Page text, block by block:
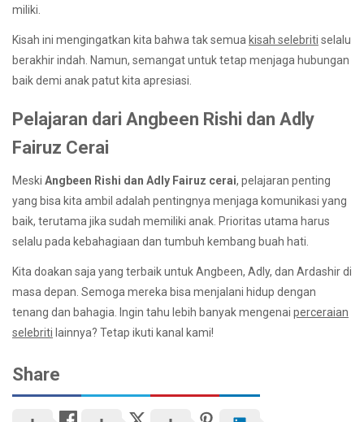
miliki.
Kisah ini mengingatkan kita bahwa tak semua kisah selebriti selalu
berakhir indah. Namun, semangat untuk tetap menjaga hubungan
baik demi anak patut kita apresiasi.
Pelajaran dari Angbeen Rishi dan Adly
Fairuz Cerai
Meski Angbeen Rishi dan Adly Fairuz cerai, pelajaran penting
yang bisa kita ambil adalah pentingnya menjaga komunikasi yang
baik, terutama jika sudah memiliki anak. Prioritas utama harus
selalu pada kebahagiaan dan tumbuh kembang buah hati.
Kita doakan saja yang terbaik untuk Angbeen, Adly, dan Ardashir di
masa depan. Semoga mereka bisa menjalani hidup dengan
tenang dan bahagia. Ingin tahu lebih banyak mengenai perceraian
selebriti lainnya? Tetap ikuti kanal kami!
Share